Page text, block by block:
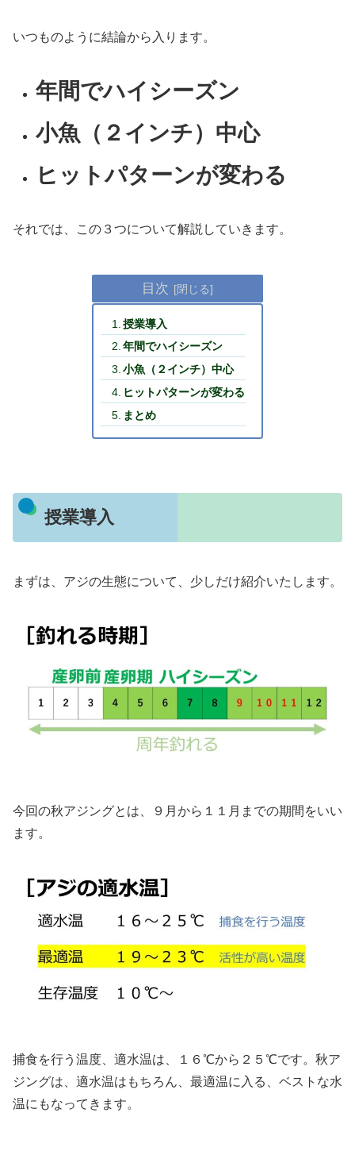
いつものように結論から入ります。
年間でハイシーズン
小魚（２インチ）中心
ヒットパターンが変わる
それでは、この３つについて解説していきます。
目次
授業導入
年間でハイシーズン
小魚（２インチ）中心
ヒットパターンが変わる
まとめ
授業導入
まずは、アジの生態について、少しだけ紹介いたします。
今回の秋アジングとは、９月から１１月までの期間をいい
ます。
捕食を行う温度、適水温は、１６℃から２５℃です。秋ア
ジングは、適水温はもちろん、最適温に入る、ベストな水
温にもなってきます。